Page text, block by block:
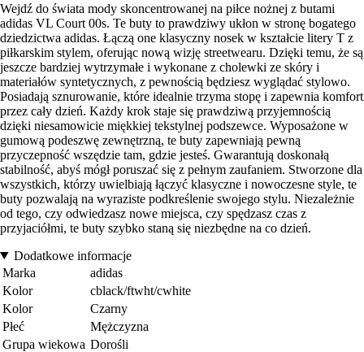
Wejdź do świata mody skoncentrowanej na piłce nożnej z butami
adidas VL Court 00s. Te buty to prawdziwy ukłon w stronę bogatego
dziedzictwa adidas. Łączą one klasyczny nosek w kształcie litery T z
piłkarskim stylem, oferując nową wizję streetwearu. Dzięki temu, że są
jeszcze bardziej wytrzymałe i wykonane z cholewki ze skóry i
materiałów syntetycznych, z pewnością będziesz wyglądać stylowo.
Posiadają sznurowanie, które idealnie trzyma stopę i zapewnia komfort
przez cały dzień. Każdy krok staje się prawdziwą przyjemnością
dzięki niesamowicie miękkiej tekstylnej podszewce. Wyposażone w
gumową podeszwę zewnętrzną, te buty zapewniają pewną
przyczepność wszędzie tam, gdzie jesteś. Gwarantują doskonałą
stabilność, abyś mógł poruszać się z pełnym zaufaniem. Stworzone dla
wszystkich, którzy uwielbiają łączyć klasyczne i nowoczesne style, te
buty pozwalają na wyraziste podkreślenie swojego stylu. Niezależnie
od tego, czy odwiedzasz nowe miejsca, czy spędzasz czas z
przyjaciółmi, te buty szybko staną się niezbędne na co dzień.
Dodatkowe informacje
Marka
adidas
Kolor
cblack/ftwht/cwhite
Kolor
Czarny
Płeć
Mężczyzna
Grupa wiekowa Dorośli